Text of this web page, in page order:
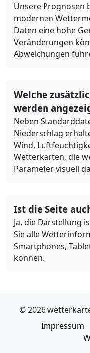
Unsere Prognosen
modernen
Daten eine hohe
Veränderungen
Abweichungen
Welche
werden
Neben
Niederschlag
Wind,
Wetterkarten, die
Parameter visuell
Ist die Seite
Ja, die Darstellung
Sie alle
Smartphones,
können.
© 2026
Impressum